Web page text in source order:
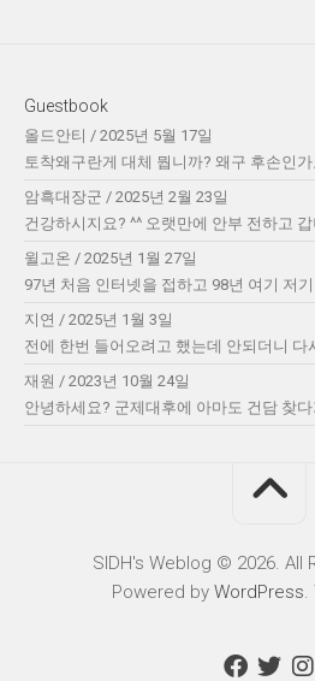
Guestbook
올드안티 / 2025년 5월 17일
토착왜구란게 대체 뭡니까? 왜구 후손인
암흑대장군 / 2025년 2월 23일
건강하시지요? ^^ 오랫만에 안부 전하고
윌고온 / 2025년 1월 27일
97년 처음 인터넷을 접하고 98년 여기 저
지연 / 2025년 1월 3일
전에 한번 들어오려고 했는데 안되더니 다
재원 / 2023년 10월 24일
안녕하세요? 군제대후에 아마도 건담 찾
SIDH′s Weblog © 2026. All
Powered by WordPress.